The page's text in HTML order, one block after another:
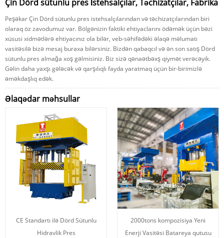
Çin Dörd sütunlu pres İstehsalçılar, Təchizatçılar, Fabrika
Peşəkar Çin Dörd sütunlu pres istehsalçılarından və təchizatçılarından biri
olaraq öz zavodumuz var. Bölgənizin faktiki ehtiyaclarını ödəmək üçün bəzi
xüsusi xidmətlərə ehtiyacınız ola bilər, veb-səhifədəki əlaqə məlumatı
vasitəsilə bizə mesaj buraxa bilərsiniz. Bizdən qabaqcıl və ən son satış Dörd
sütunlu pres almağa xoş gəlmisiniz. Biz sizə qənaətbəxş qiymət verəcəyik.
Gəlin daha yaxşı gələcək və qarşılıqlı fayda yaratmaq üçün bir-birimizlə
əməkdaşlıq edək.
Əlaqədar məhsullar
CE Standartı ilə Dörd Sütunlu
Hidravlik Pres
2000tons kompozisiya Yeni
Enerji Vasitəsi Batareya qutusu